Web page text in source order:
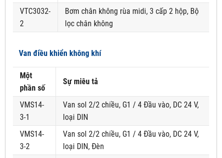
VTC3032-
2
Bơm chân không rùa midi, 3 cấp 2 hộp, Bộ
lọc chân không
Van điều khiển không khí
Một
phần số
Sự miêu tả
VMS14-
3-1
Van sol 2/2 chiều, G1 / 4 Đầu vào, DC 24 V,
loại DIN
VMS14-
3-2
Van sol 2/2 chiều, G1 / 4 Đầu vào, DC 24 V,
loại DIN, Đèn